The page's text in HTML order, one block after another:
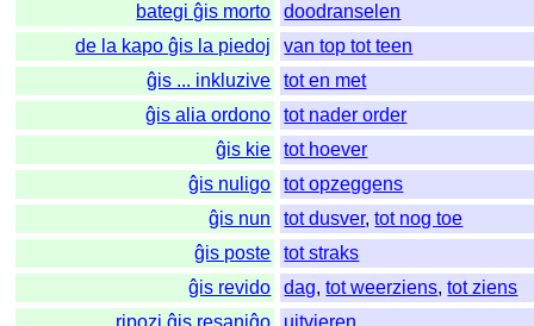
bategi ĝis morto
doodranselen
de la kapo ĝis la piedoj
van top tot teen
ĝis ... inkluzive
tot en met
ĝis alia ordono
tot nader order
ĝis kie
tot hoever
ĝis nuligo
tot opzeggens
ĝis nun
tot dusver,tot nog toe
ĝis poste
tot straks
ĝis revido
dag,tot weerziens,tot ziens